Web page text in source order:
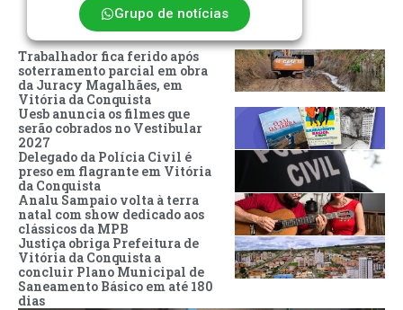
Grupo de notícias
Trabalhador fica ferido após
soterramento parcial em obra
da Juracy Magalhães, em
Vitória da Conquista
Uesb anuncia os filmes que
serão cobrados no Vestibular
2027
Delegado da Polícia Civil é
preso em flagrante em Vitória
da Conquista
Analu Sampaio volta à terra
natal com show dedicado aos
clássicos da MPB
Justiça obriga Prefeitura de
Vitória da Conquista a
concluir Plano Municipal de
Saneamento Básico em até 180
dias